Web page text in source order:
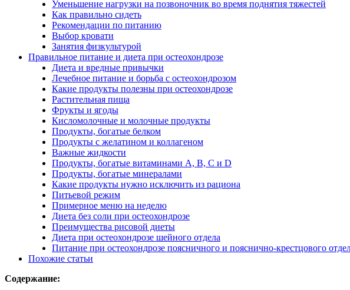
Уменьшение нагрузки на позвоночник во время поднятия тяжестей
Как правильно сидеть
Рекомендации по питанию
Выбор кровати
Занятия физкультурой
Правильное питание и диета при остеохондрозе
Диета и вредные привычки
Лечебное питание и борьба с остеохондрозом
Какие продукты полезны при остеохондрозе
Растительная пища
Фрукты и ягоды
Кисломолочные и молочные продукты
Продукты, богатые белком
Продукты с желатином и коллагеном
Важные жидкости
Продукты, богатые витаминами А, В, С и D
Продукты, богатые минералами
Какие продукты нужно исключить из рациона
Питьевой режим
Примерное меню на неделю
Диета без соли при остеохондрозе
Преимущества рисовой диеты
Диета при остеохондрозе шейного отдела
Питание при остеохондрозе поясничного и пояснично-крестцового
Похожие статьи
Содержание: